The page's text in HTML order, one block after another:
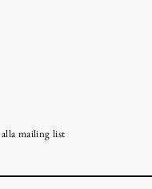
mailing list